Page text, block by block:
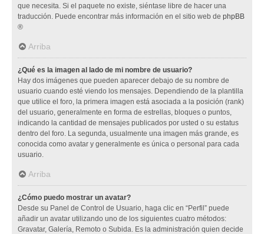
que necesita. Si el paquete no existe, siéntase libre de hacer una
traducción. Puede encontrar más información en el sitio web de phpBB
®
Arriba
¿Qué es la imagen al lado de mi nombre de usuario?
Hay dos imágenes que pueden aparecer debajo de su nombre de
usuario cuando esté viendo los mensajes. Dependiendo de la plantilla
que utilice el foro, la primera imagen está asociada a la posición (rank)
del usuario, generalmente en forma de estrellas, bloques o puntos,
indicando la cantidad de mensajes publicados por usted o su estatus
dentro del foro. La segunda, usualmente una imagen más grande, es
conocida como avatar y generalmente es única o personal para cada
usuario.
Arriba
¿Cómo puedo mostrar un avatar?
Desde su Panel de Control de Usuario, haga clic en “Perfil” puede
añadir un avatar utilizando uno de los siguientes cuatro métodos:
Gravatar, Galería, Remoto o Subida. Es la administración quien decide